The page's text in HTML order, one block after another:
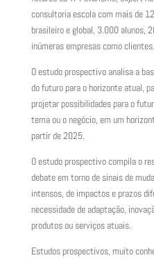
consultoria escola com mais de
brasileiro e global, 3.000 alunos,
inúmeras empresas como clientes.
O estudo prospectivo analisa a
do futuro para o horizonte atual,
projetar possibilidades para o
tema ou o negócio, em um
partir de 2025.
O estudo prospectivo compila o
debate em torno de sinais de
intensos, de impactos e prazos
necessidade de adaptação,
produtos ou serviços atuais.
Estudos prospectivos, muito